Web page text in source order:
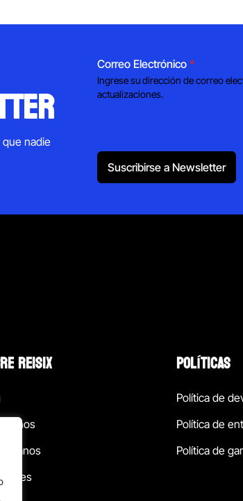
nadie
Correo Electrónico *
Ingrese su dirección de correo
actualizaciones.
Suscribirse a Newsletter
REISIX POLÍTICAS
Política de
Política de
Política de